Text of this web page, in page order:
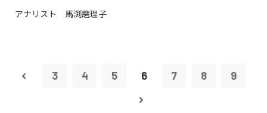
アナリスト 馬渕磨理子
3 4 5 6 7 8 9